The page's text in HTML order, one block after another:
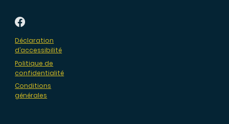
Déclaration
d’accessibilité
Politique de
confidentialité
Conditions
générales